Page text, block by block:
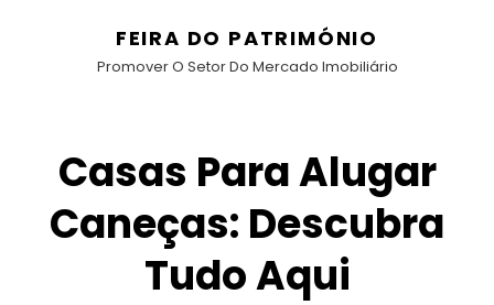
FEIRA DO PATRIMÓNIO
Promover O Setor Do Mercado Imobiliário
Casas Para Alugar
Caneças: Descubra
Tudo Aqui